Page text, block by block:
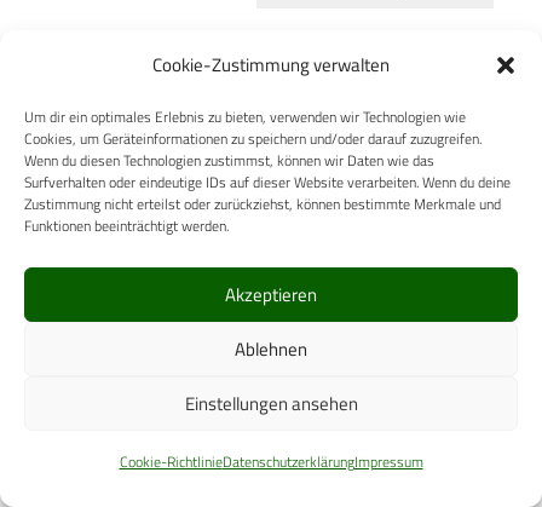
Cookie-Zustimmung verwalten
Um dir ein optimales Erlebnis zu bieten, verwenden wir Technologien wie
Cookies, um Geräteinformationen zu speichern und/oder darauf zuzugreifen.
Wenn du diesen Technologien zustimmst, können wir Daten wie das
Surfverhalten oder eindeutige IDs auf dieser Website verarbeiten. Wenn du deine
Zustimmung nicht erteilst oder zurückziehst, können bestimmte Merkmale und
Funktionen beeinträchtigt werden.
Akzeptieren
Ablehnen
Einstellungen ansehen
Cookie-RichtlinieDatenschutzerklärungImpressum